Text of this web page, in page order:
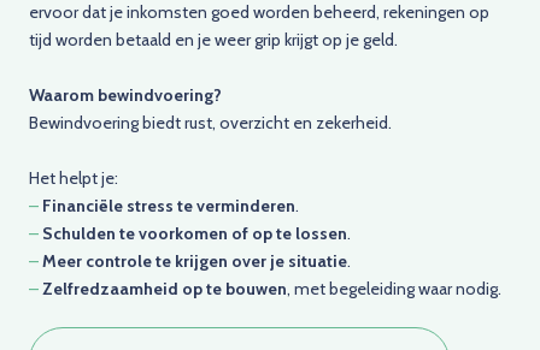
ervoor dat je inkomsten goed worden beheerd, rekeningen op
tijd worden betaald en je weer grip krijgt op je geld.
Waarom bewindvoering?
Bewindvoering biedt rust, overzicht en zekerheid.
Het helpt je:
– Financiële stress te verminderen.
– Schulden te voorkomen of op te lossen.
–Meer controle te krijgen over je situatie.
–Zelfredzaamheid op te bouwen, met begeleiding waar nodig.